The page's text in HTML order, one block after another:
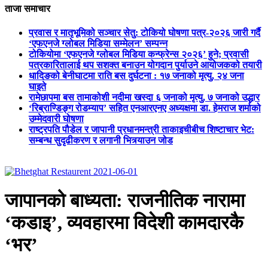
ताजा समाचार
प्रवास र मातृभूमिको सञ्चार सेतु: टोकियो घोषणा पत्र-२०२६ जारी गर्दै
‘एफएनजे ग्लोबल मिडिया सम्मेलन’ सम्पन्न
टोकियोमा ‘एफएनजे ग्लोबल मिडिया कन्फ्रेन्स २०२६’ हुने; प्रवासी
पत्रकारितालाई थप सशक्त बनाउन योगदान पुर्याउने आयोजकको तयारी
धादिङको बेनीघाटमा राति बस दुर्घटना : १७ जनाको मृत्यु, २४ जना
घाइते
रामेछापमा बस तामाकोशी नदीमा खस्दा ६ जनाको मृत्यु, ७ जनाको उद्धार
‘रिब्राण्डिङ्ग रोडम्याप’ सहित एनआरएनए अध्यक्षमा डा. हेमराज शर्माको
उम्मेदवारी घोषणा
राष्ट्रपति पौडेल र जापानी प्रधानमन्त्री ताकाइचीबीच शिष्टाचार भेट:
सम्बन्ध सुदृढीकरण र लगानी भित्र्याउन जोड
जापानको बाध्यता: राजनीतिक नारामा
‘कडाइ’, व्यवहारमा विदेशी कामदारकै
‘भर’